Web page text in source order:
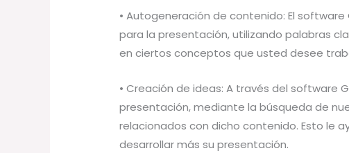
• Autogeneración de contenido: El
para la presentación, utilizando palabras
en ciertos conceptos que usted desee
• Creación de ideas: A través del software
presentación, mediante la búsqueda de
relacionados con dicho contenido. Esto le
desarrollar más su presentación.